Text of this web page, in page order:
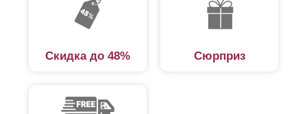
Скидка до 48% Сюрприз